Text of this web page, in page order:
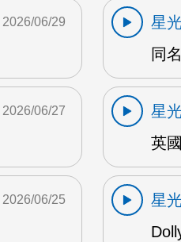
2026/06/29
星
同
2026/06/27
星
英
2026/06/25
星